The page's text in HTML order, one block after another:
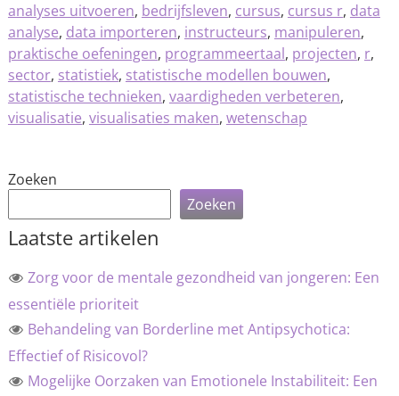
analyses uitvoeren, bedrijfsleven, cursus, cursus r, data
analyse, data importeren, instructeurs, manipuleren,
praktische oefeningen, programmeertaal, projecten, r,
sector, statistiek, statistische modellen bouwen,
statistische technieken, vaardigheden verbeteren,
visualisatie, visualisaties maken, wetenschap
Zoeken
Zoeken
Laatste artikelen
Zorg voor de mentale gezondheid van jongeren: Een
essentiële prioriteit
Behandeling van Borderline met Antipsychotica:
Effectief of Risicovol?
Mogelijke Oorzaken van Emotionele Instabiliteit: Een